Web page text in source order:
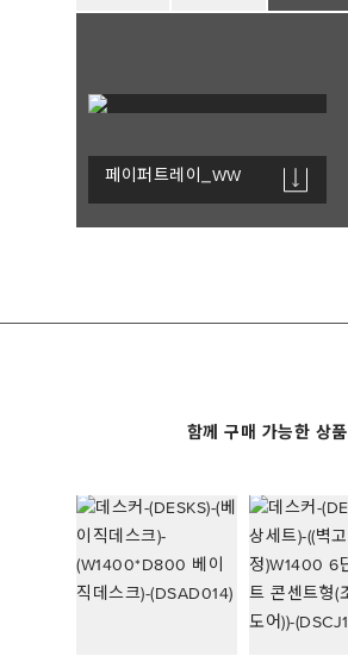
페이퍼트레이_WW
함께 구매 가능한 상품